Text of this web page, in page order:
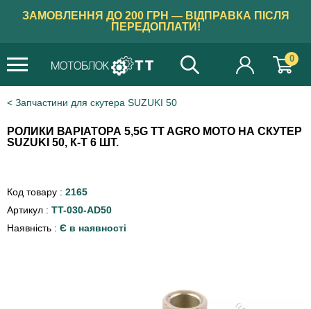
ЗАМОВЛЕННЯ ДО 200 ГРН — ВІДПРАВКА ПІСЛЯ
ПЕРЕДОПЛАТИ!
0
Запчастини для скутера SUZUKI 50
РОЛИКИ ВАРІАТОРА 5,5G TT AGRO MOTO НА СКУТЕР
SUZUKI 50, К-Т 6 ШТ.
Код товару : 2165
Артикул : TT-030-AD50
Наявність : Є в наявності